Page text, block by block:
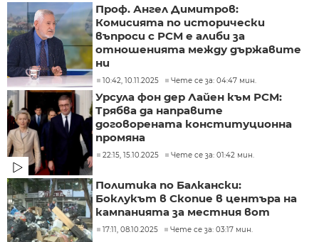
Проф. Ангел Димитров:
Комисията по исторически
въпроси с РСМ е алиби за
отношенията между държавите
ни
10:42, 10.11.2025 Чете се за: 04:47 мин.
Урсула фон дер Лайен към РСМ:
Трябва да направите
договорената конституционна
промяна
22:15, 15.10.2025 Чете се за: 01:42 мин.
Политика по Балкански:
Боклукът в Скопие в центъра на
кампанията за местния вот
17:11, 08.10.2025 Чете се за: 03:17 мин.